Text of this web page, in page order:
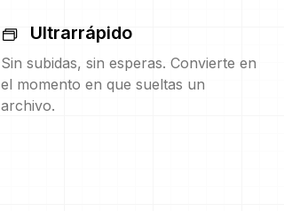
Ultrarrápido
Sin subidas, sin esperas. Convierte en
el momento en que sueltas un
archivo.